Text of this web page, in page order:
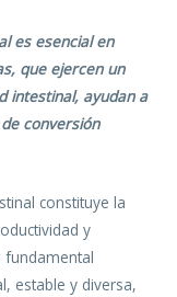
es esencial en
que ejercen un
intestinal, ayudan a
conversión
constituye la
y
fundamental
estable y diversa,